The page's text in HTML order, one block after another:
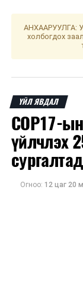
цэгийг дүүрэг
АНХААРУУЛГА:
холбогдох
ҮЙЛ ЯВДАЛ
COP17-
үйлчлэх
Огноо: 12 цаг 20